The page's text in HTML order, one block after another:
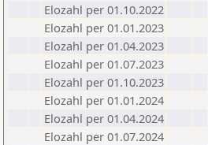
Elozahl per 01.10.2022
Elozahl per 01.01.2023
Elozahl per 01.04.2023
Elozahl per 01.07.2023
Elozahl per 01.10.2023
Elozahl per 01.01.2024
Elozahl per 01.04.2024
Elozahl per 01.07.2024